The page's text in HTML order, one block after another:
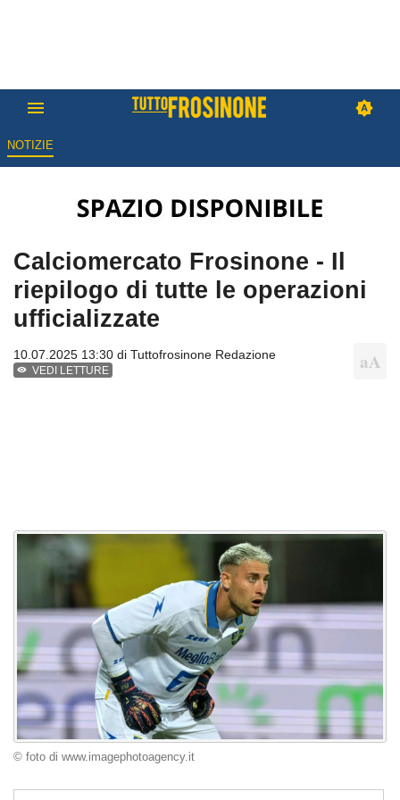
NOTIZIE
Calciomercato Frosinone - Il
riepilogo di tutte le operazioni
ufficializzate
10.07.2025 13:30 di Tuttofrosinone Redazione
VEDI LETTURE
© foto di www.imagephotoagency.it